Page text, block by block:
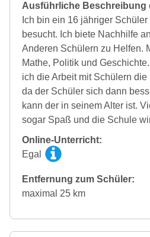
Ausführliche Beschreibung
Ich bin ein 16 jähriger
besucht. Ich biete Nachhilfe
Anderen Schülern zu Helfen.
Mathe, Politik und
ich die Arbeit mit Schülern
da der Schüler sich dann
kann der in seinem Alter ist.
sogar Spaß und die Schule
Online-Unterricht:
Egal
Entfernung zum Schüler:
maximal 25 km